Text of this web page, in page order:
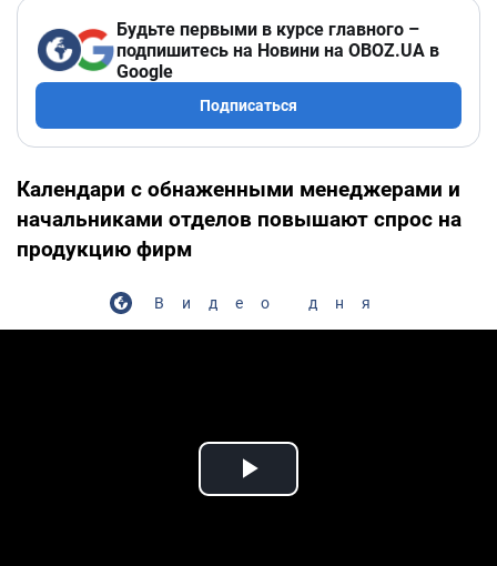
Будьте первыми в курсе главного –
подпишитесь на Новини на OBOZ.UA в
Google
Подписаться
Календари с обнаженными менеджерами и
начальниками отделов повышают спрос на
продукцию фирм
Видео дня
Play Video